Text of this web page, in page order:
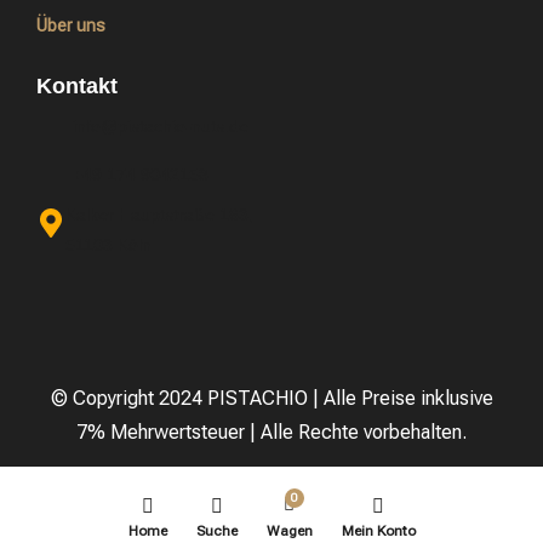
Über uns
Kontakt
© Copyright 2024 PISTACHIO | Alle Preise inklusive
7% Mehrwertsteuer | Alle Rechte vorbehalten.
Home Suche
0
Wagen Mein Konto